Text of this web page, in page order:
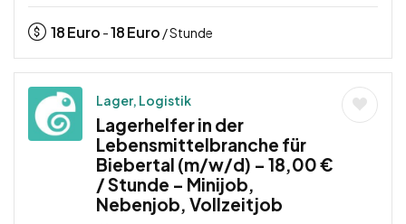
18Euro -18Euro / Stunde
Lager, Logistik
Lagerhelfer in der
Lebensmittelbranche für
Biebertal (m/w/d) – 18,00 €
/ Stunde – Minijob,
Nebenjob, Vollzeitjob